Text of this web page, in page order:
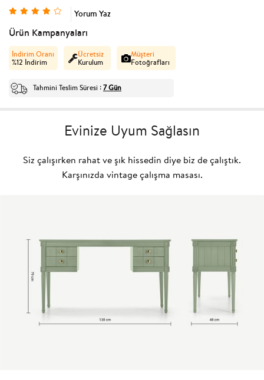
Yorum Yaz
Ürün Kampanyaları
İndirim Oranı
%12 İndirim
Ücretsiz
Kurulum
Müşteri
Fotoğrafları
Tahmini Teslim Süresi : 7 Gün
Evinize Uyum Sağlasın
Siz çalışırken rahat ve şık hissedin diye biz de çalıştık.
Karşınızda vintage çalışma masası.